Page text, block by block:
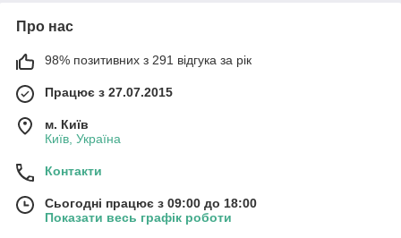
Про нас
98% позитивних з 291 відгука за рік
Працює з 27.07.2015
м. Київ
Київ, Україна
Контакти
Сьогодні працює з 09:00 до 18:00
Показати весь графік роботи